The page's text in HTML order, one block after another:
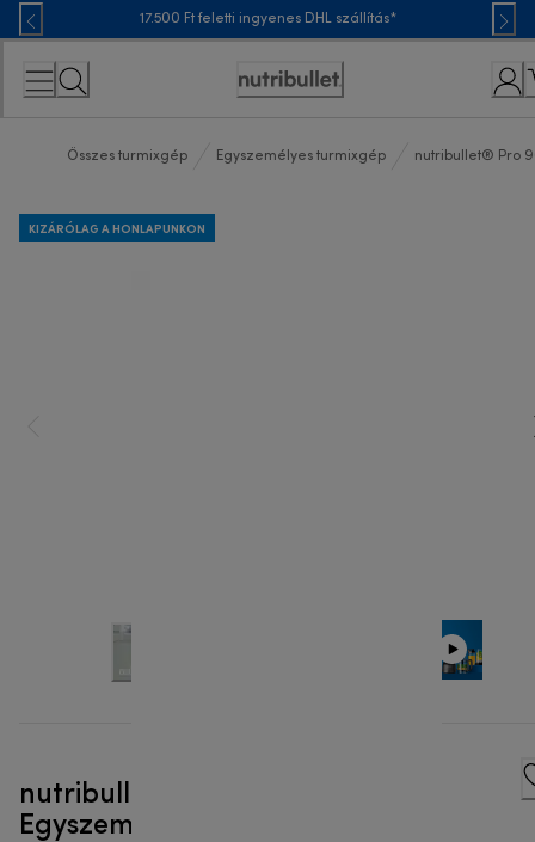
Skip
to
Content
17.500 Ft feletti ingyenes DHL szállítás*
Accessibility
Összes turmixgép Egyszemélyes turmixgép nutribullet® Pro
KIZÁRÓLAG A HONLAPUNKON
nutribullet® Pro 900W -
Egyszemélyes turmixgép